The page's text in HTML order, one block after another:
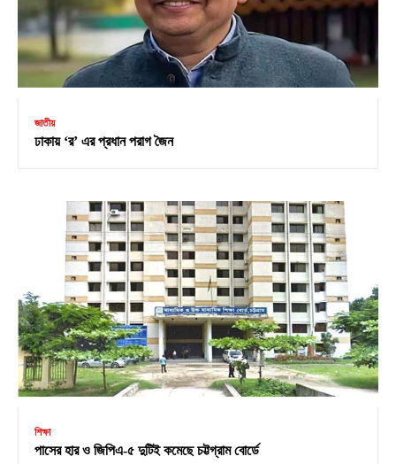
জাতীয়
ঢাকায় ‘র’ এর প্রধান পরাগ জৈন
শিক্ষা
পাসের হার ও জিপিএ-৫ দুটিই কমেছে চট্টগ্রাম বোর্ডে